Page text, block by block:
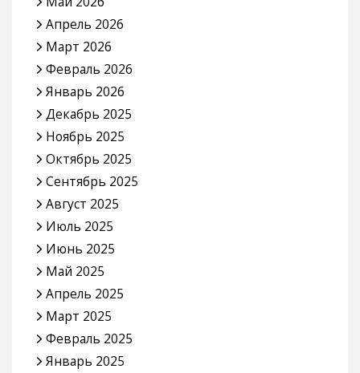
Апрель 2026
Март 2026
Февраль 2026
Январь 2026
Декабрь 2025
Ноябрь 2025
Октябрь 2025
Сентябрь 2025
Август 2025
Июль 2025
Июнь 2025
Май 2025
Апрель 2025
Март 2025
Февраль 2025
Январь 2025